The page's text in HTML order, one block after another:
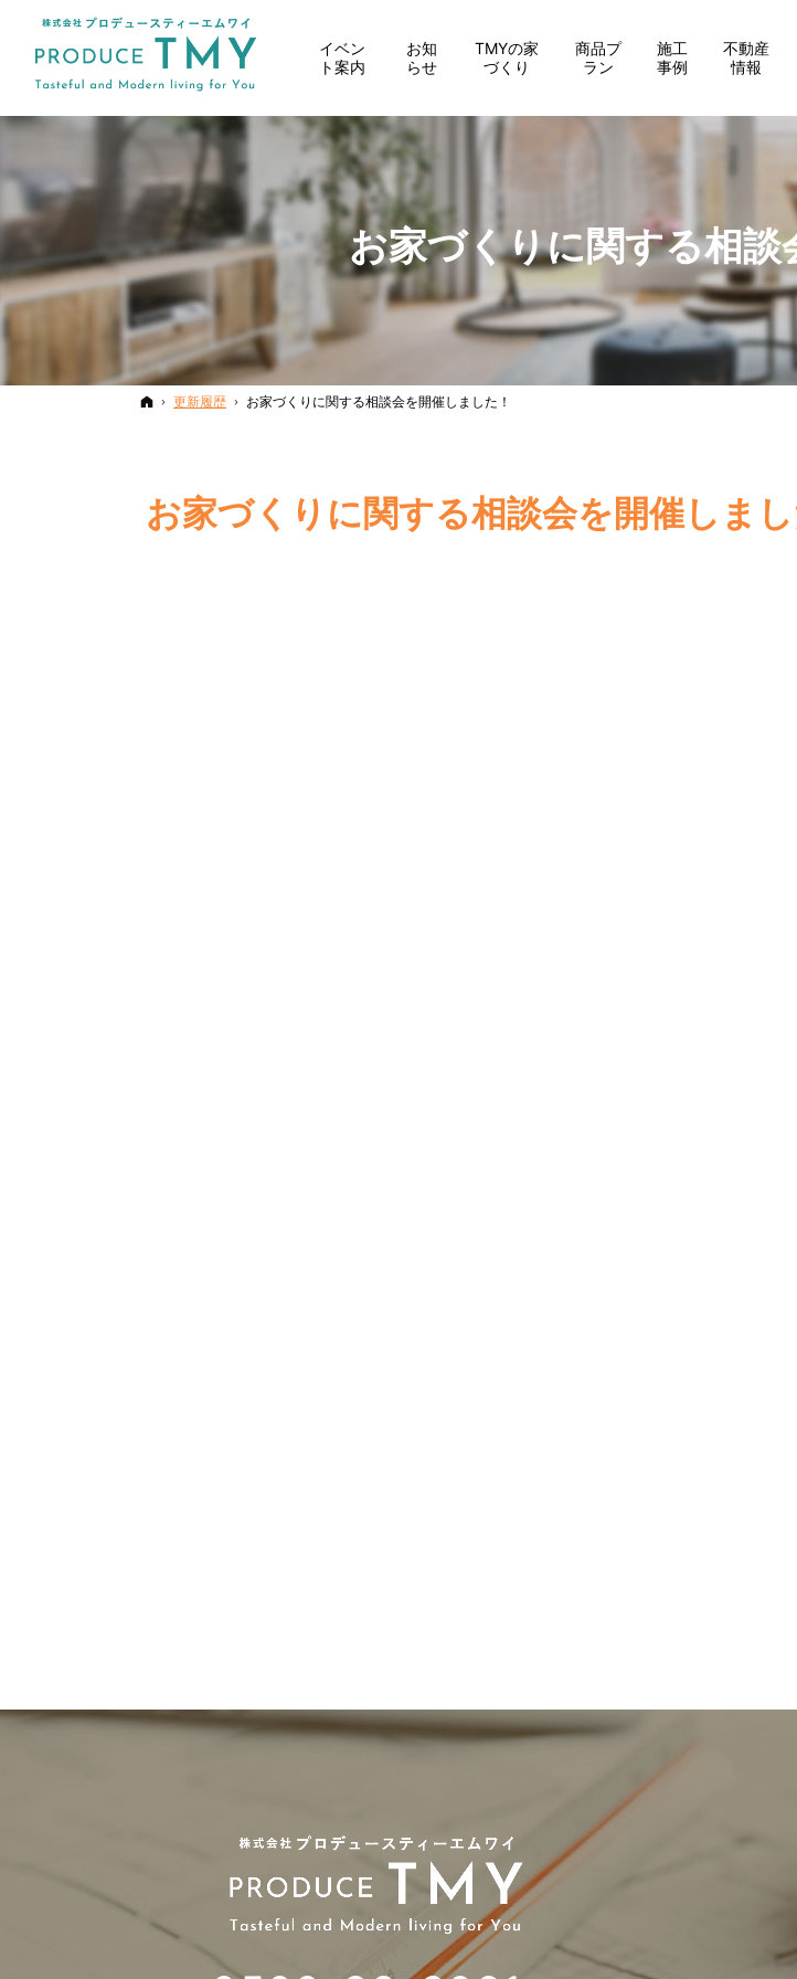
お家づくりに関する相
ホーム
更新履歴 お家づくりに関する相談会を開催しました！
お家づくりに関する相談会を開催しまし
イベン
ト案内
お知
らせ
TMYの家
づくり
商品プ
ラン
施工
事例
不動産
情報